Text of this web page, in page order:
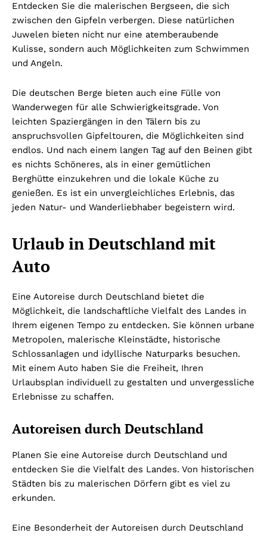
Entdecken Sie die malerischen Bergseen, die sich
zwischen den Gipfeln verbergen. Diese natürlichen
Juwelen bieten nicht nur eine atemberaubende
Kulisse, sondern auch Möglichkeiten zum Schwimmen
und Angeln.
Die deutschen Berge bieten auch eine Fülle von
Wanderwegen für alle Schwierigkeitsgrade. Von
leichten Spaziergängen in den Tälern bis zu
anspruchsvollen Gipfeltouren, die Möglichkeiten sind
endlos. Und nach einem langen Tag auf den Beinen gibt
es nichts Schöneres, als in einer gemütlichen
Berghütte einzukehren und die lokale Küche zu
genießen. Es ist ein unvergleichliches Erlebnis, das
jeden Natur- und Wanderliebhaber begeistern wird.
Urlaub in Deutschland mit
Auto
Eine Autoreise durch Deutschland bietet die
Möglichkeit, die landschaftliche Vielfalt des Landes in
Ihrem eigenen Tempo zu entdecken. Sie können urbane
Metropolen, malerische Kleinstädte, historische
Schlossanlagen und idyllische Naturparks besuchen.
Mit einem Auto haben Sie die Freiheit, Ihren
Urlaubsplan individuell zu gestalten und unvergessliche
Erlebnisse zu schaffen.
Autoreisen durch Deutschland
Planen Sie eine Autoreise durch Deutschland und
entdecken Sie die Vielfalt des Landes. Von historischen
Städten bis zu malerischen Dörfern gibt es viel zu
erkunden.
Eine Besonderheit der Autoreisen durch Deutschland